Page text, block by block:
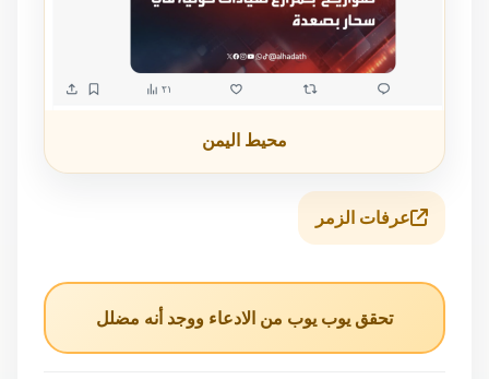
محيط اليمن
عرفات الزمر
تحقق يوب يوب من الادعاء ووجد أنه مضلل